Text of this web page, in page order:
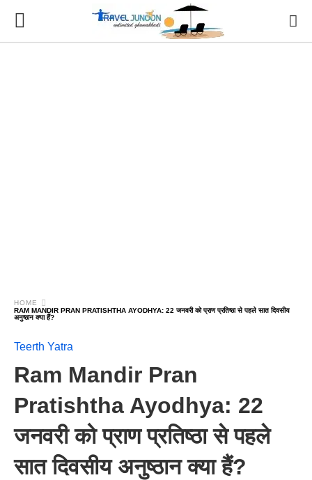
HOME
RAM MANDIR PRAN PRATISHTHA AYODHYA: 22 जनवरी को प्राण प्रतिष्ठा से पहले सात दिवसीय
अनुष्ठान क्या हैं?
Teerth Yatra
Ram Mandir Pran
Pratishtha Ayodhya: 22
जनवरी को प्राण प्रतिष्ठा से पहले
सात दिवसीय अनुष्ठान क्या हैं?